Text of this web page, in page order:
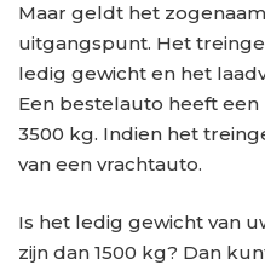
Maar geldt het
uitgangspunt. Het
ledig gewicht en het
Een bestelauto heeft
3500 kg. Indien het
van een vrachtauto.
Is het ledig gewicht van
zijn dan 1500 kg? Dan